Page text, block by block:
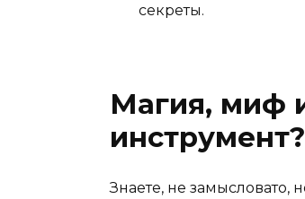
секреты.
Магия, миф
инструмент?
Знаете, не замысловато,